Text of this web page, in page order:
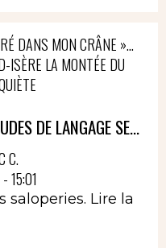
DANS MON CRÂNE »…
ISÈRE LA MONTÉE DU
DE LANGAGE SE...
C.
15:01
saloperies. Lire la